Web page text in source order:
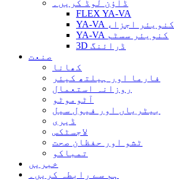
ڈاؤن لوڈ کریں۔
FLEX YA-VA
YA-VA کنویئر اجزاء
YA-VA کنویئر سسٹم
3D ڈرائنگ
صنعت
کھانا
فارما اور ہیلتھ کیئر
روزانہ استعمال
آٹوموٹو
بیٹریاں اور فیول سیل
ڈیری
لاجسٹکس
ٹشو اور حفظان صحت
تمباکو
خبریں
ہم سے رابطہ کریں۔